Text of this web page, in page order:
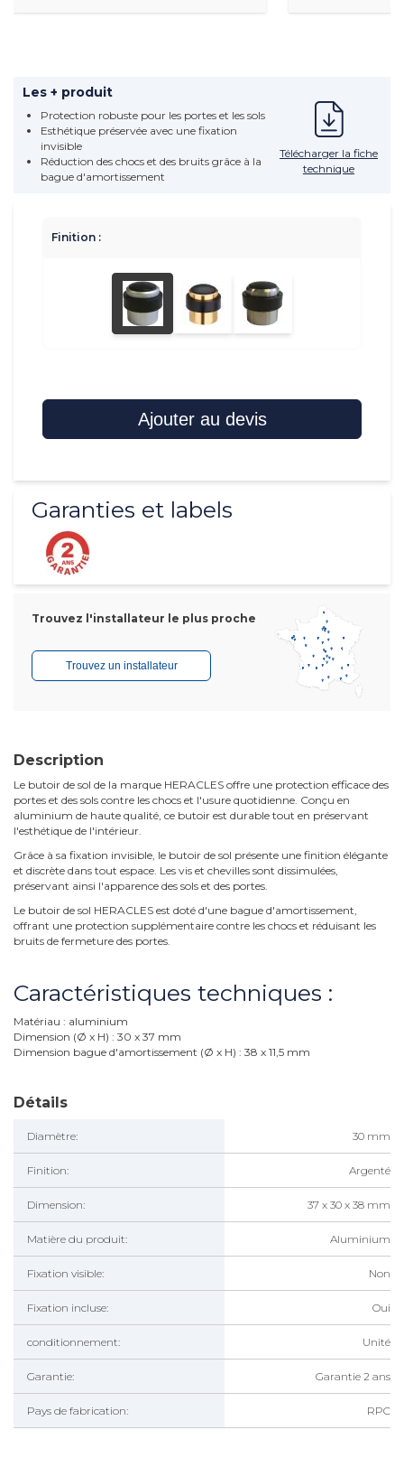
Les + produit
Protection robuste pour les portes et les sols
Esthétique préservée avec une fixation
invisible
Réduction des chocs et des bruits grâce à la
bague d'amortissement
Télécharger la fiche
technique
Finition :
Ajouter au devis
Garanties et labels
Trouvez l'installateur le plus proche
Trouvez un installateur
Description
Le butoir de sol de la marque HERACLES offre une protection efficace des
portes et des sols contre les chocs et l'usure quotidienne. Conçu en
aluminium de haute qualité, ce butoir est durable tout en préservant
l'esthétique de l'intérieur.
Grâce à sa fixation invisible, le butoir de sol présente une finition élégante
et discrète dans tout espace. Les vis et chevilles sont dissimulées,
préservant ainsi l'apparence des sols et des portes.
Le butoir de sol HERACLES est doté d'une bague d'amortissement,
offrant une protection supplémentaire contre les chocs et réduisant les
bruits de fermeture des portes.
Caractéristiques techniques :
Matériau : aluminium
Dimension (Ø x H) : 30 x 37 mm
Dimension bague d'amortissement (Ø x H) : 38 x 11,5 mm
Détails
Diamètre: 30 mm
Finition: Argenté
Dimension: 37 x 30 x 38 mm
Matière du produit: Aluminium
Fixation visible: Non
Fixation incluse: Oui
conditionnement: Unité
Garantie: Garantie 2 ans
Pays de fabrication: RPC